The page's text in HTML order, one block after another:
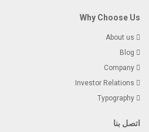
Why Choose Us
About us
Blog
Company
Investor Relations
Typography
اتصل بنا